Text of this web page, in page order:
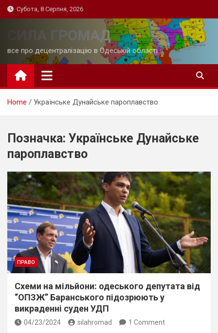
Skip
to
Субота, 8 Серпня, 2026
СИЛА ГРОМАД
все про децентралізацію в Одеській області
Home Українське Дунайське пароплавство
Позначка: Українське Дунайське
пароплавство
ПРАВО
Схеми на мільйони: одеського депутата від
“ОПЗЖ” Баранського підозрюють у
викраденні суден УДП
04/23/2024 silahromad 1 Comment